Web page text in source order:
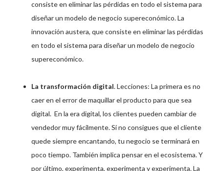
consiste en eliminar las pérdidas en todo el sistema para
diseñar un modelo de negocio supereconómico. La
innovación austera, que consiste en eliminar las pérdidas
en todo el sistema para diseñar un modelo de negocio
supereconómico.
La transformación digital. Lecciones: La primera es no
caer en el error de maquillar el producto para que sea
digital. En la era digital, los clientes pueden cambiar de
vendedor muy fácilmente. Si no consigues que el cliente
quede siempre encantando, tu negocio se terminará en
poco tiempo. También implica pensar en el ecosistema. Y
por último, experimenta, experimenta y experimenta. La